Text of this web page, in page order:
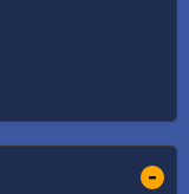
-